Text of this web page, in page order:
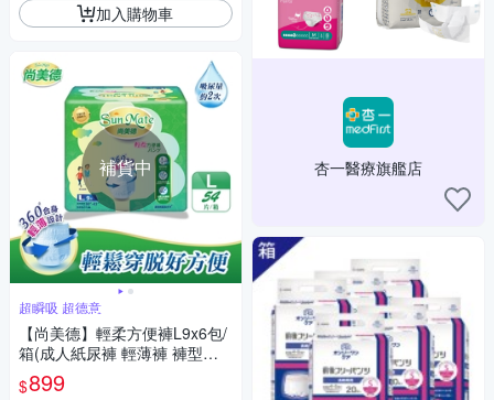
加入購物車
補貨中
超瞬吸 超德意
【尚美德】輕柔方便褲L9x6包/
箱(成人紙尿褲 輕薄褲 褲型紙
尿褲)
$899
杏一醫療旗艦店